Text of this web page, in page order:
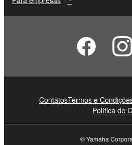
ContatosTermos e
Política de
© Yamaha